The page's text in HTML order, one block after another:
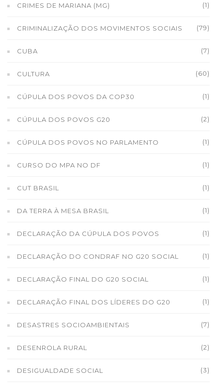
CRIMES DE MARIANA (MG) (1)
CRIMINALIZAÇÃO DOS MOVIMENTOS SOCIAIS (79)
CUBA (7)
CULTURA (60)
CÚPULA DOS POVOS DA COP30 (1)
CÚPULA DOS POVOS G20 (2)
CÚPULA DOS POVOS NO PARLAMENTO (1)
CURSO DO MPA NO DF (1)
CUT BRASIL (1)
DA TERRA À MESA BRASIL (1)
DECLARAÇÃO DA CÚPULA DOS POVOS (1)
DECLARAÇÃO DO CONDRAF NO G20 SOCIAL (1)
DECLARAÇÃO FINAL DO G20 SOCIAL (1)
DECLARAÇÃO FINAL DOS LÍDERES DO G20 (1)
DESASTRES SOCIOAMBIENTAIS (7)
DESENROLA RURAL (2)
DESIGUALDADE SOCIAL (3)